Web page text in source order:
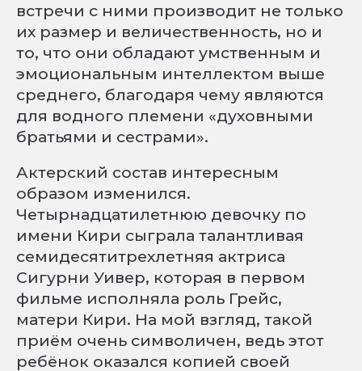
встречи с ними производит не только
их размер и величественность, но и
то, что они обладают умственным и
эмоциональным интеллектом выше
среднего, благодаря чему являются
для водного племени «духовными
братьями и сестрами».
Актерский состав интересным
образом изменился.
Четырнадцатилетнюю девочку по
имени Кири сыграла талантливая
семидесятитрехлетняя актриса
Сигурни Уивер, которая в первом
фильме исполняла роль Грейс,
матери Кири. На мой взгляд, такой
приём очень символичен, ведь этот
ребёнок оказался копией своей